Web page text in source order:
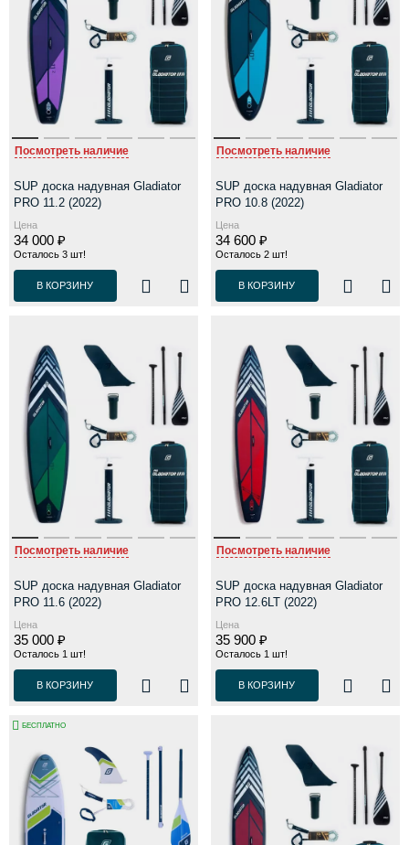
Посмотреть наличие
SUP доска надувная Gladiator
PRO 11.2 (2022)
Цена
34 000 ₽
Осталось 3 шт!
В КОРЗИНУ
Посмотреть наличие
SUP доска надувная Gladiator
PRO 10.8 (2022)
Цена
34 600 ₽
Осталось 2 шт!
В КОРЗИНУ
Посмотреть наличие
SUP доска надувная Gladiator
PRO 11.6 (2022)
Цена
35 000 ₽
Осталось 1 шт!
В КОРЗИНУ
Посмотреть наличие
SUP доска надувная Gladiator
PRO 12.6LT (2022)
Цена
35 900 ₽
Осталось 1 шт!
В КОРЗИНУ
БЕСПЛАТНО